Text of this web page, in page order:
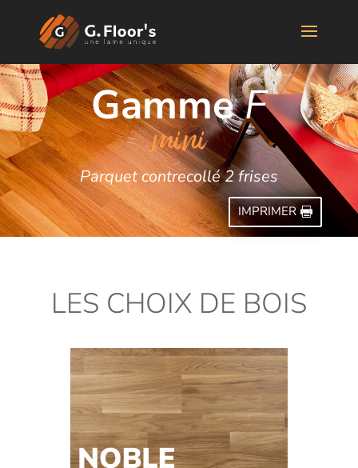
GammeF
mini
Parquet contrecollé 2 frises
IMPRIMER
LES CHOIX DE BOIS